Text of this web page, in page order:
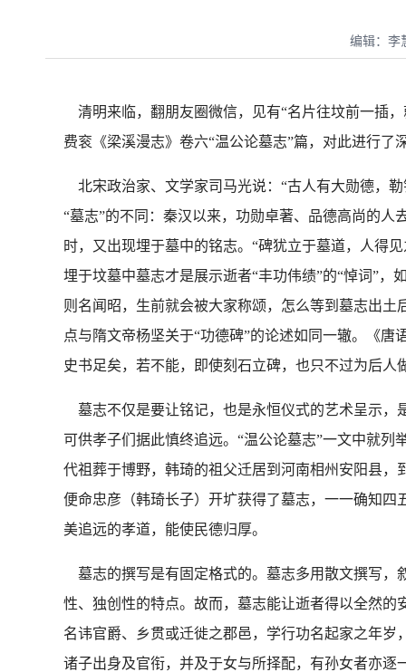
编辑：李
清明来临，翻朋友圈微信，见有“名片往坟前一插
费衮《梁溪漫志》卷六“温公论墓志”篇，对此进行了
北宋政治家、文学家司马光说：“古人有大勋德，
“墓志”的不同：秦汉以来，功勋卓著、品德高尚的
时，又出现埋于墓中的铭志。“碑犹立于墓道，人得
埋于坟墓中墓志才是展示逝者“丰功伟绩”的“悼词”
则名闻昭，生前就会被大家称颂，怎么等到墓志出
点与隋文帝杨坚关于“功德碑”的论述如同一辙。《
史书足矣，若不能，即使刻石立碑，也只不过为后人
墓志不仅是要让铭记，也是永恒仪式的艺术呈示，
可供孝子们据此慎终追远。“温公论墓志”一文中就
代祖葬于博野，韩琦的祖父迁居到河南相州安阳县
便命忠彦（韩琦长子）开圹获得了墓志，一一确知
美追远的孝道，能使民德归厚。
墓志的撰写是有固定格式的。墓志多用散文撰写，
性、独创性的特点。故而，墓志能让逝者得以全然
名讳官爵、乡贯或迁徙之郡邑，学行功名起家之年
诸子出身及官衔，并及于女与所择配，有孙女者亦